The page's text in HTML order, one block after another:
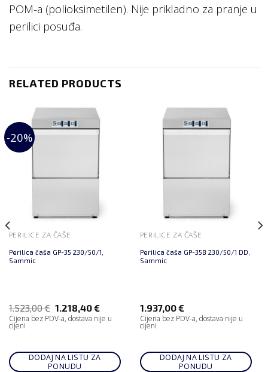
POM-a (polioksimetilen). Nije prikladno za pranje u
perilici posuđa.
RELATED PRODUCTS
-20%
PERILICE ZA ČAŠE
Perilica čaša GP-35 230/50/1,
Sammic
1.523,00€ 1.218,40€
Cijena bez PDV-a, dostava nije u
cijeni
DODAJ NA LISTU ZA
PONUDU
PERILICE ZA ČAŠE
Perilica čaša GP-35B 230/50/1 DD,
Sammic
1.937,00€
Cijena bez PDV-a, dostava nije u
cijeni
DODAJ NA LISTU ZA
PONUDU